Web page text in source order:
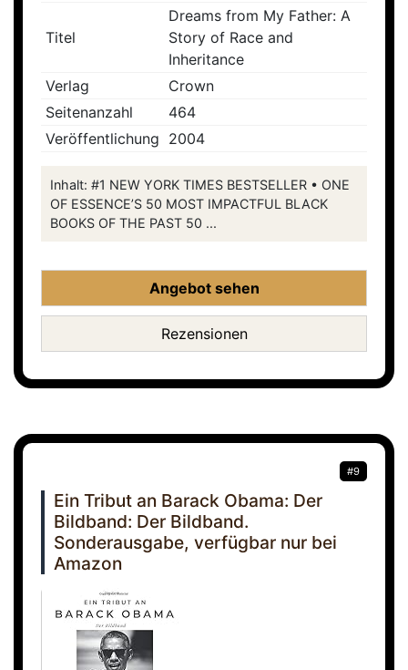
Titel
Dreams from My Father: A
Story of Race and
Inheritance
Verlag
Crown
Seitenanzahl
464
Veröffentlichung 2004
Inhalt: #1 NEW YORK TIMES BESTSELLER • ONE
OF ESSENCE’S 50 MOST IMPACTFUL BLACK
BOOKS OF THE PAST 50 ...
Angebot sehen
Rezensionen
#9
Ein Tribut an Barack Obama: Der
Bildband: Der Bildband.
Sonderausgabe, verfügbar nur bei
Amazon